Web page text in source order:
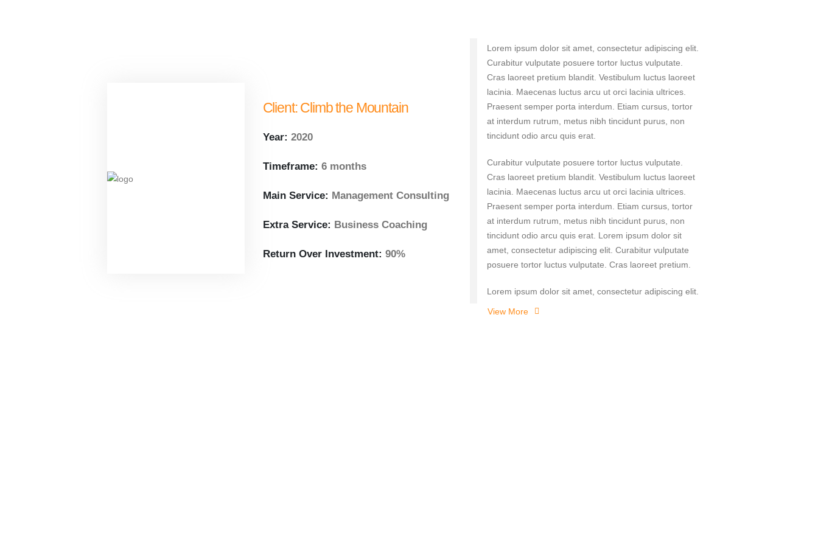
Client:Climb the Mountain
Year: 2020
Timeframe: 6 months
Main Service: Management Consulting
Extra Service: Business Coaching
Return Over Investment: 90%
Lorem ipsum dolor sit amet, consectetur adipiscing elit.
Curabitur vulputate posuere tortor luctus vulputate.
Cras laoreet pretium blandit. Vestibulum luctus laoreet
lacinia. Maecenas luctus arcu ut orci lacinia ultrices.
Praesent semper porta interdum. Etiam cursus, tortor
at interdum rutrum, metus nibh tincidunt purus, non
tincidunt odio arcu quis erat.
Curabitur vulputate posuere tortor luctus vulputate.
Cras laoreet pretium blandit. Vestibulum luctus laoreet
lacinia. Maecenas luctus arcu ut orci lacinia ultrices.
Praesent semper porta interdum. Etiam cursus, tortor
at interdum rutrum, metus nibh tincidunt purus, non
tincidunt odio arcu quis erat. Lorem ipsum dolor sit
amet, consectetur adipiscing elit. Curabitur vulputate
posuere tortor luctus vulputate. Cras laoreet pretium.
Lorem ipsum dolor sit amet, consectetur adipiscing elit.
View More